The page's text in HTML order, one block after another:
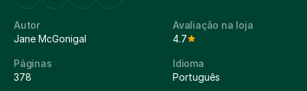
Autor
Jane McGonigal
Avaliação na loja
4.7
Páginas
378
Idioma
Português